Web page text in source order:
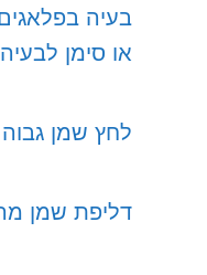
בעיה
או סימן
לחץ שמן
דליפת שמן